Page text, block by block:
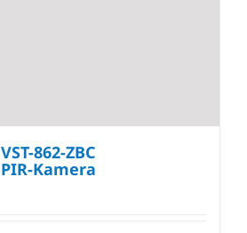
VST-862-ZBC
PIR-Kamera